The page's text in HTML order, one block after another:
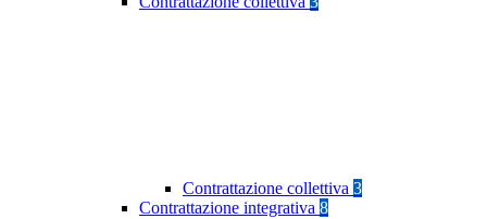
Contrattazione collettiva 3
Contrattazione integrativa 8